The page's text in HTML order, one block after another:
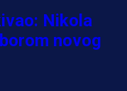
Nikola
novog